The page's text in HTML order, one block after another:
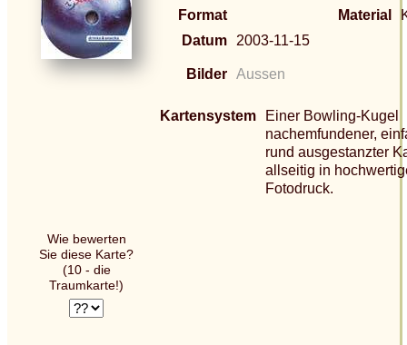
Format
Material
Datum
2003-11-15
Bilder Aussen
Kartensystem
Einer Bowling-Kugel
nachemfundener,
rund ausgestanzter
allseitig in
Fotodruck.
Wie bewerten
Sie diese Karte?
(10 - die
Traumkarte!)